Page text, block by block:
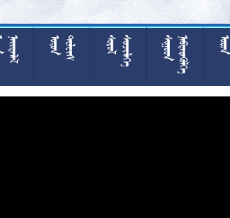
 







  











  














  






